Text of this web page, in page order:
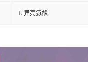
L-异亮氨酸